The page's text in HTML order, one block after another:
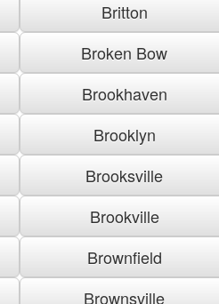
Britton
Broken Bow
Brookhaven
Brooklyn
Brooksville
Brookville
Brownfield
Brownsville